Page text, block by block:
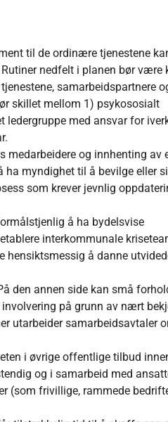
til de ordinære tjenestene
nedfelt i planen bør være
samarbeidspartnere
skillet mellom 1) psykososialt
ledergruppe med ansvar for
og innhenting av
myndighet til å bevilge eller
som krever jevnlig
å ha bydelsvise
interkommunale
hensiktsmessig å danne
den annen side kan små
på grunn av nært
utarbeider samarbeidsavtaler
i øvrige offentlige tilbud
og i samarbeid med
(som frivillige, rammede